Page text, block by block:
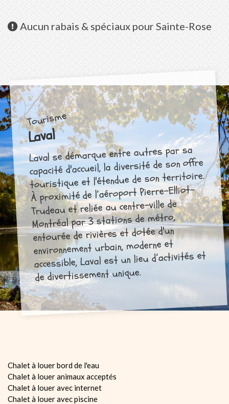
Aucunrabais & spéciaux pour Sainte-Rose
Tourisme
Laval
Laval se démarque entre autres par sa
capacité d'accueil, la diversité de son offre
touristique et l'étendue de son territoire.
À proximité de l’aéroport Pierre-Elliot-
Trudeau et reliée au centre-ville de
Montréal par 3 stations de métro,
entourée de rivières et dotée d'un
environnement ur​bain, moderne et
accessible, Laval est un lieu d’activités et
de divertissement unique.
Chalet à louer bord de l'eau
Chalet à louer animaux acceptés
Chalet à louer avec internet
Chalet à louer avec piscine